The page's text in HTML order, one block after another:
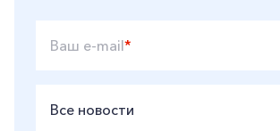
Ваш e-mail*
Все новости